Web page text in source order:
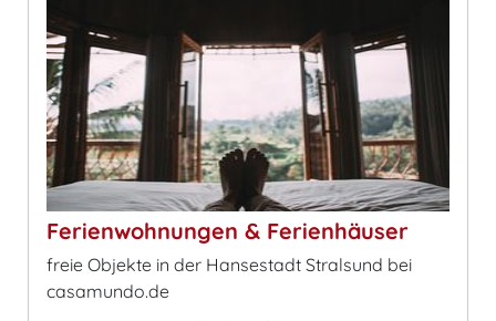
Ferienwohnungen & Ferienhäuser
freie Objekte in der Hansestadt Stralsund bei
casamundo.de